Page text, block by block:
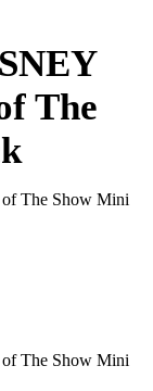
The
The Show Mini
The Show Mini